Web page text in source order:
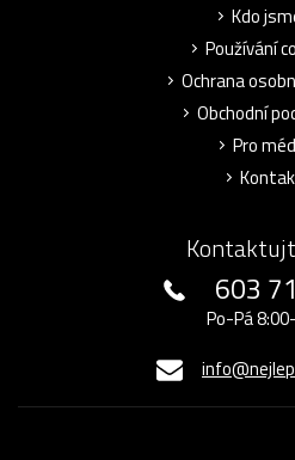
Kdo
Používání
Ochrana
Obchodní
Pro
603
Po-Pá